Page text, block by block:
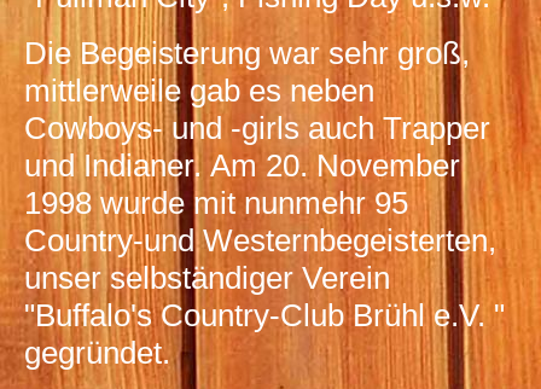
Die Begeisterung war sehr groß,
mittlerweile gab es neben
Cowboys- und -girls auch Trapper
und Indianer. Am 20. November
1998 wurde mit nunmehr 95
Country-und Westernbegeisterten,
unser selbständiger Verein
"Buffalo's Country-Club Brühl e.V. "
gegründet.